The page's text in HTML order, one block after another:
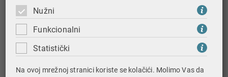
Kada strana pravna osoba treba OIB?
Ispiši stranicu
Nužni
Funkcionalni
Statistički
Na ovoj mrežnoj stranici koriste se kolačići. Molimo Vas da